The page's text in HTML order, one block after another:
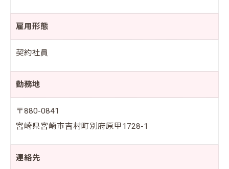
雇用形態
契約社員
勤務地
〒880-0841
宮崎県宮崎市吉村町別府原甲1728-1
連絡先